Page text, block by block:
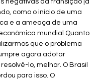
negativas da transição já
como o início de uma
e a ameaça de uma
mundial Quanto
que o problema
agora adotar
lo, melhor. O Brasil
para isso. O